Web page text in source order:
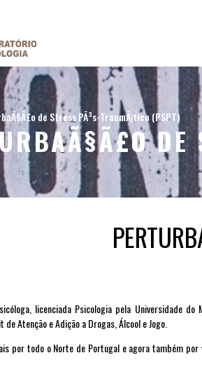
de Stress PÃ³s-TraumÃ¡tico (PSPT)
DE
licenciada Psicologia pela Universidade do
Atenção e Adição a Drogas, Álcool e Jogo
por todo o Norte de Portugal e agora também